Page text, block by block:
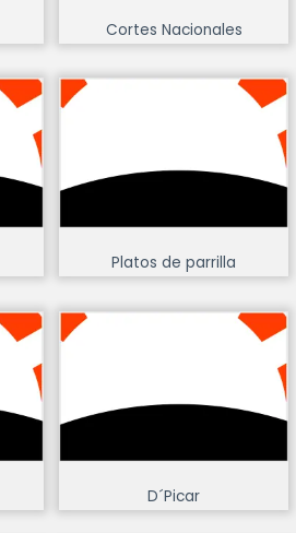
Cortes Nacionales
Platos de parrilla
D´Picar